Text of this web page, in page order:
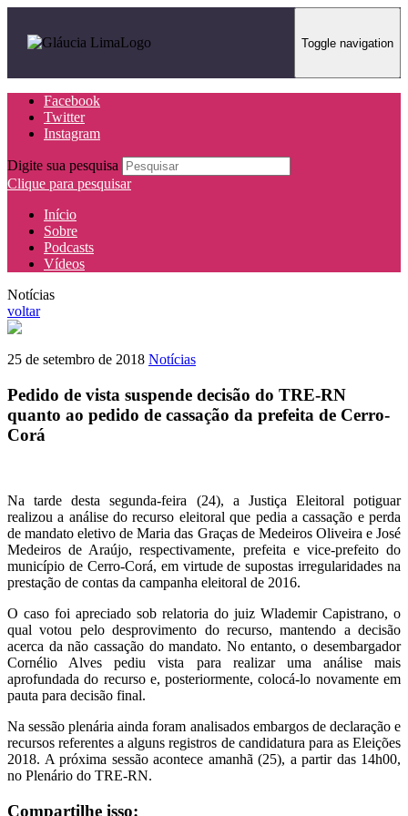
Toggle navigation
Facebook
Twitter
Instagram
Digite sua pesquisa
Clique para pesquisar
Início
Sobre
Podcasts
Vídeos
Notícias
voltar
25 de setembro de 2018 Notícias
Pedido de vista suspende decisão do TRE-RN
quanto ao pedido de cassação da prefeita de Cerro-
Corá
Na tarde desta segunda-feira (24), a Justiça Eleitoral potiguar
realizou a análise do recurso eleitoral que pedia a cassação e perda
de mandato eletivo de Maria das Graças de Medeiros Oliveira e José
Medeiros de Araújo, respectivamente, prefeita e vice-prefeito do
município de Cerro-Corá, em virtude de supostas irregularidades na
prestação de contas da campanha eleitoral de 2016.
O caso foi apreciado sob relatoria do juiz Wlademir Capistrano, o
qual votou pelo desprovimento do recurso, mantendo a decisão
acerca da não cassação do mandato. No entanto, o desembargador
Cornélio Alves pediu vista para realizar uma análise mais
aprofundada do recurso e, posteriormente, colocá-lo novamente em
pauta para decisão final.
Na sessão plenária ainda foram analisados embargos de declaração e
recursos referentes a alguns registros de candidatura para as Eleições
2018. A próxima sessão acontece amanhã (25), a partir das 14h00,
no Plenário do TRE-RN.
Compartilhe isso: